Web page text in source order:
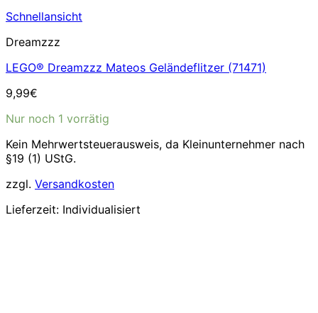
Schnellansicht
Dreamzzz
LEGO® Dreamzzz Mateos Geländeflitzer (71471)
9,99€
Nur noch 1 vorrätig
Kein Mehrwertsteuerausweis, da Kleinunternehmer nach
§19 (1) UStG.
zzgl. Versandkosten
Lieferzeit: Individualisiert